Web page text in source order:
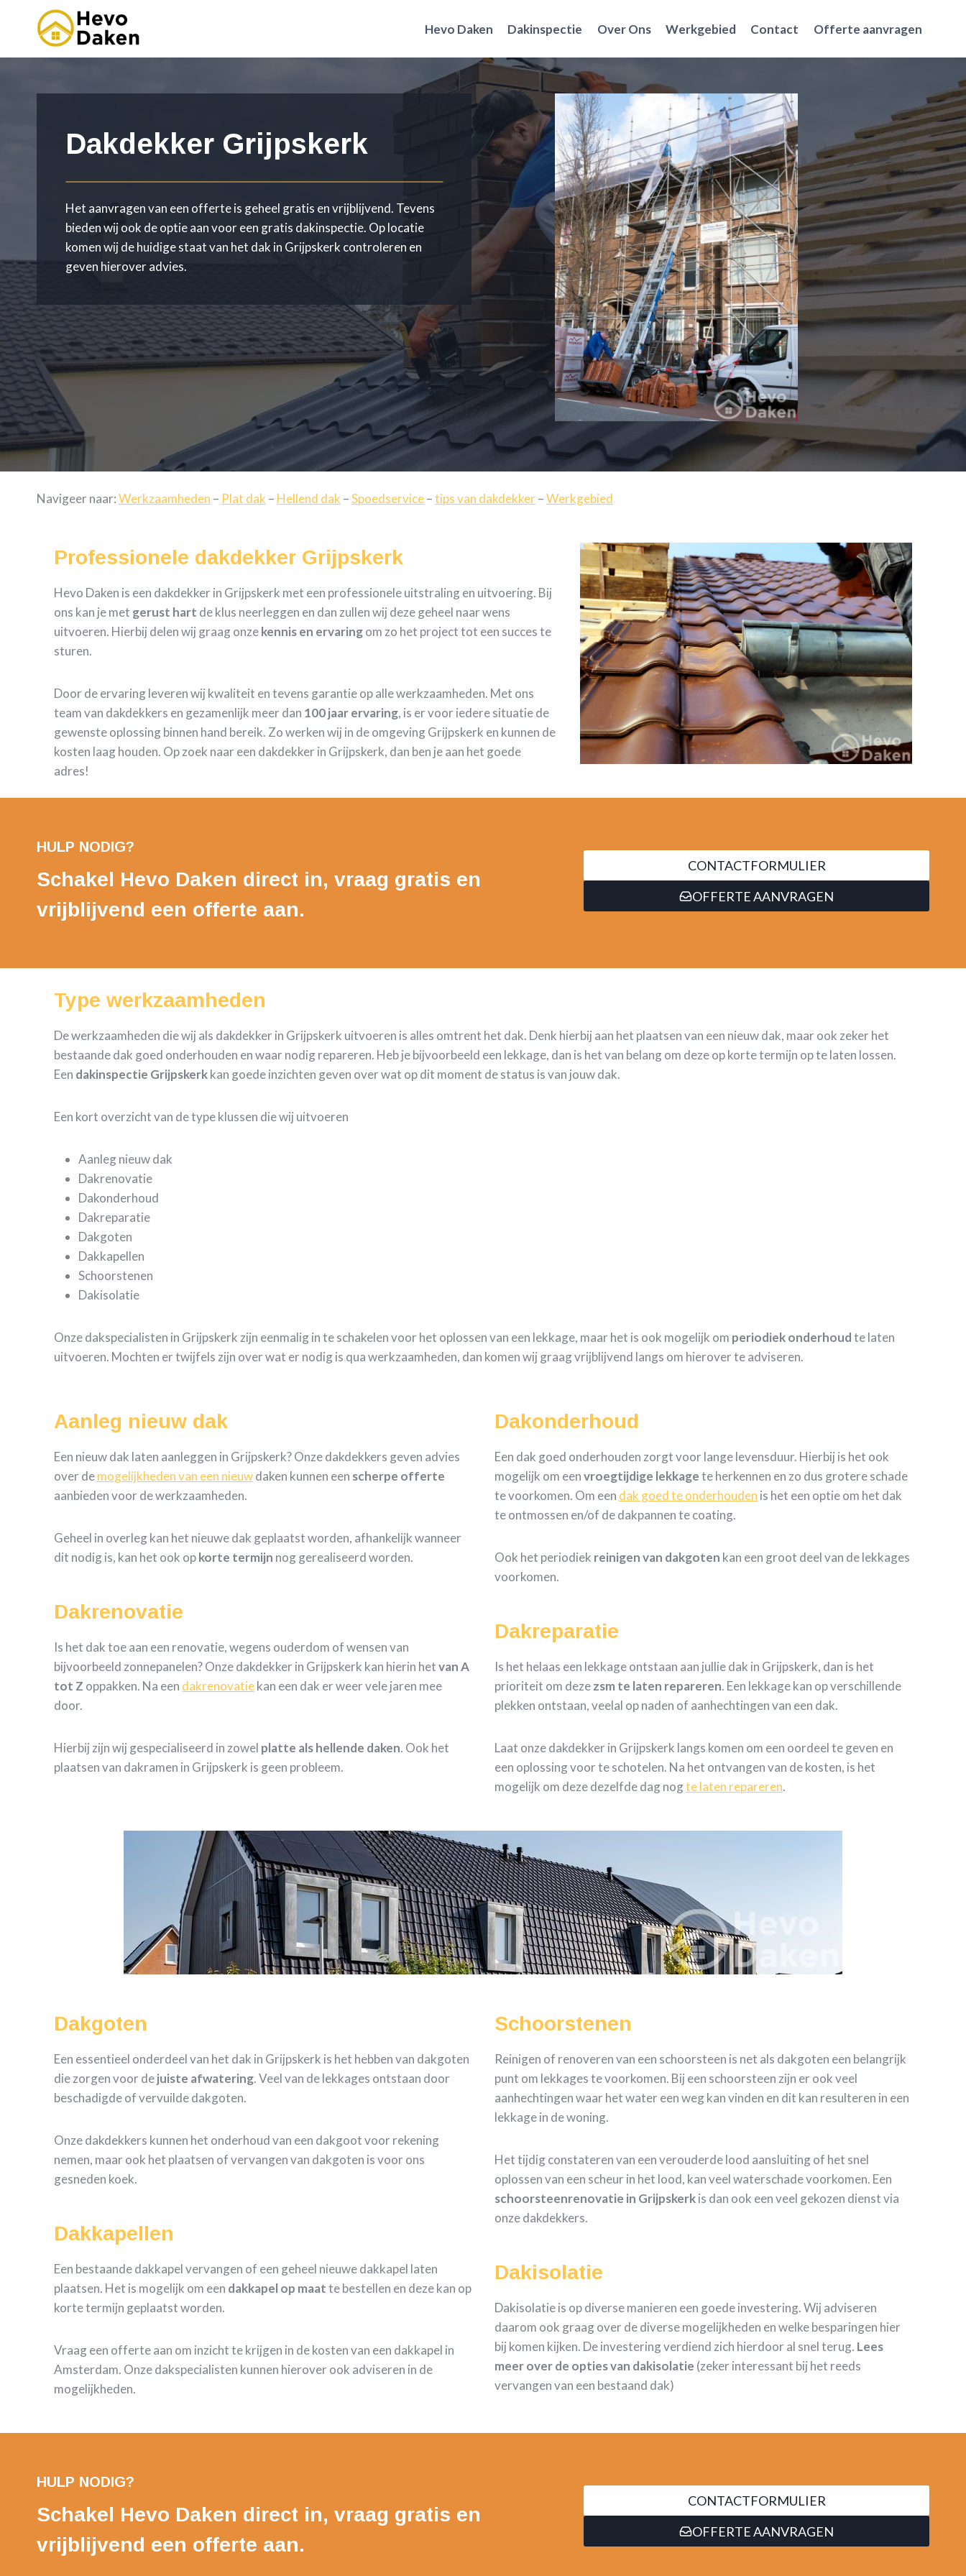
Doorgaan
Hevo Daken Dakinspectie Over Ons Werkgebied Contact Offerte aanvragen
Dakdekker Grijpskerk
Het aanvragen van een offerte is geheel gratis en vrijblijvend. Tevens
bieden wij ook de optie aan voor een gratis dakinspectie. Op locatie
komen wij de huidige staat van het dak in Grijpskerk controleren en
geven hierover advies.
Navigeer naar:Werkzaamheden – Plat dak – Hellend dak –Spoedservice–tips van dakdekker–Werkgebied
Professionele dakdekker Grijpskerk
Hevo Daken is een dakdekker in Grijpskerk met een professionele uitstraling en uitvoering. Bij
ons kan je met gerust hart de klus neerleggen en dan zullen wij deze geheel naar wens
uitvoeren. Hierbij delen wij graag onzekennis en ervaringom zo het project tot een succes te
sturen.
Door de ervaring leveren wij kwaliteit en tevens garantie op alle werkzaamheden. Met ons
team van dakdekkers en gezamenlijk meer dan 100 jaar ervaring, is er voor iedere situatie de
gewenste oplossing binnen hand bereik. Zo werken wij in de omgeving Grijpskerk en kunnen de
kosten laag houden. Op zoek naar een dakdekker in Grijpskerk, dan ben je aan het goede
adres!
HULP NODIG?
Schakel Hevo Daken direct in, vraag gratis en
vrijblijvend een offerte aan.
CONTACTFORMULIER
OFFERTE AANVRAGEN
Type werkzaamheden
De werkzaamheden die wij als dakdekker in Grijpskerk uitvoeren is alles omtrent het dak. Denk hierbij aan het plaatsen van een nieuw dak, maar ook zeker het
bestaande dak goed onderhouden en waar nodig repareren. Heb je bijvoorbeeld een lekkage, dan is het van belang om deze op korte termijn op te laten lossen.
Een dakinspectie Grijpskerkkan goede inzichten geven over wat op dit moment de status is van jouw dak.
Een kort overzicht van de type klussen die wij uitvoeren
Aanleg nieuw dak
Dakrenovatie
Dakonderhoud
Dakreparatie
Dakgoten
Dakkapellen
Schoorstenen
Dakisolatie
Onze dakspecialisten in Grijpskerk zijn eenmalig in te schakelen voor het oplossen van een lekkage, maar het is ook mogelijk om periodiekonderhoudte laten
uitvoeren. Mochten er twijfels zijn over wat er nodig is qua werkzaamheden, dan komen wij graag vrijblijvend langs om hierover te adviseren.
Aanleg nieuw dak
Een nieuw dak laten aanleggen in Grijpskerk? Onze dakdekkers geven advies
over demogelijkheden van een nieuwdaken kunnen een scherpe offerte
aanbieden voor de werkzaamheden.
Geheel in overleg kan het nieuwe dak geplaatst worden, afhankelijk wanneer
dit nodig is, kan het ook opkorte termijn nog gerealiseerd worden.
Dakrenovatie
Is het dak toe aan een renovatie, wegens ouderdom of wensen van
bijvoorbeeld zonnepanelen? Onze dakdekker in Grijpskerk kan hierin hetvan A
tot Z oppakken. Na een dakrenovatiekan een dak er weer vele jaren mee
door.
Hierbij zijn wij gespecialiseerd in zowel platte als hellende daken. Ook het
plaatsen van dakramen in Grijpskerk is geen probleem.
Dakonderhoud
Een dak goed onderhouden zorgt voor lange levensduur. Hierbij is het ook
mogelijk om eenvroegtijdige lekkagete herkennen en zo dus grotere schade
te voorkomen. Om een dak goed te onderhouden is het een optie om het dak
te ontmossen en/of de dakpannen te coating.
Ook het periodiek reinigen van dakgoten kan een groot deel van de lekkages
voorkomen.
Dakreparatie
Is het helaas een lekkage ontstaan aan jullie dak in Grijpskerk, dan is het
prioriteit om dezezsm te laten repareren. Een lekkage kan op verschillende
plekken ontstaan, veelal op naden of aanhechtingen van een dak.
Laat onze dakdekker in Grijpskerk langs komen om een oordeel te geven en
een oplossing voor te schotelen. Na het ontvangen van de kosten, is het
mogelijk om deze dezelfde dag nogte laten repareren.
Dakgoten
Een essentieel onderdeel van het dak in Grijpskerk is het hebben van dakgoten
die zorgen voor dejuiste afwatering. Veel van de lekkages ontstaan door
beschadigde of vervuilde dakgoten.
Onze dakdekkers kunnen het onderhoud van een dakgoot voor rekening
nemen, maar ook het plaatsen of vervangen van dakgoten is voor ons
gesneden koek.
Dakkapellen
Een bestaande dakkapel vervangen of een geheel nieuwe dakkapel laten
plaatsen. Het is mogelijk om een dakkapel op maatte bestellen en deze kan op
korte termijn geplaatst worden.
Vraag een offerte aan om inzicht te krijgen in de kosten van een dakkapel in
Amsterdam. Onze dakspecialisten kunnen hierover ook adviseren in de
mogelijkheden.
Schoorstenen
Reinigen of renoveren van een schoorsteen is net als dakgoten een belangrijk
punt om lekkages te voorkomen. Bij een schoorsteen zijn er ook veel
aanhechtingen waar het water een weg kan vinden en dit kan resulteren in een
lekkage in de woning.
Het tijdig constateren van een verouderde lood aansluiting of het snel
oplossen van een scheur in het lood, kan veel waterschade voorkomen. Een
schoorsteenrenovatie in Grijpskerkis dan ook een veel gekozen dienst via
onze dakdekkers.
Dakisolatie
Dakisolatie is op diverse manieren een goede investering. Wij adviseren
daarom ook graag over de diverse mogelijkheden en welke besparingen hier
bij komen kijken. De investering verdiend zich hierdoor al snel terug. Lees
meer over de opties van dakisolatie (zeker interessant bij het reeds
vervangen van een bestaand dak)
HULP NODIG?
Schakel Hevo Daken direct in, vraag gratis en
vrijblijvend een offerte aan.
CONTACTFORMULIER
OFFERTE AANVRAGEN